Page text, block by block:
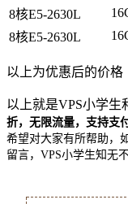
8核E5-2630L
8核E5-2630L
以上为优惠后的价格
以上就是VPS小学生
折，无限流量，支持支
希望对大家有所帮助，
留言，VPS小学生知无不